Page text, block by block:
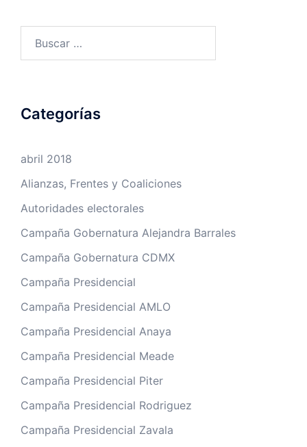
Categorías
abril 2018
Alianzas, Frentes y Coaliciones
Autoridades electorales
Campaña Gobernatura Alejandra Barrales
Campaña Gobernatura CDMX
Campaña Presidencial
Campaña Presidencial AMLO
Campaña Presidencial Anaya
Campaña Presidencial Meade
Campaña Presidencial Piter
Campaña Presidencial Rodriguez
Campaña Presidencial Zavala